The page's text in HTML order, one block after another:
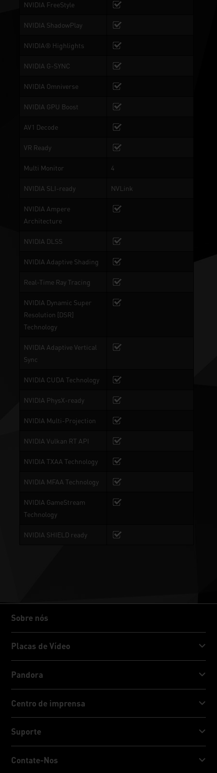
NVIDIA FreeStyle
NVIDIA ShadowPlay
NVIDIA® Highlights
NVIDIA G-SYNC
NVIDIA Omniverse
NVIDIA GPU Boost
AV1 Decode
VR Ready
Multi Monitor 4
NVIDIA SLI-ready NVLink
NVIDIA Ampere
Architecture
NVIDIA DLSS
NVIDIA Adaptive Shading
Real-Time Ray Tracing
NVIDIA Dynamic Super
Resolution [DSR]
Technology
NVIDIA Adaptive Vertical
Sync
NVIDIA CUDA Technology
NVIDIA PhysX-ready
NVIDIA Multi-Projection
NVIDIA Vulkan RT API
NVIDIA TXAA Technology
NVIDIA MFAA Technology
NVIDIA GameStream
Technology
NVIDIA SHIELD ready
Sobre nós
Sobre nós
Placas de Vídeo
GeForce RTX™ 40 Series
GeForce RTX™ 30 Series
Pandora
NVIDIA Jetson Orin™ Nano Super
Centro de imprensa
Mídia Socia
Prêmio e Reviews
Suporte
Contate-Nos